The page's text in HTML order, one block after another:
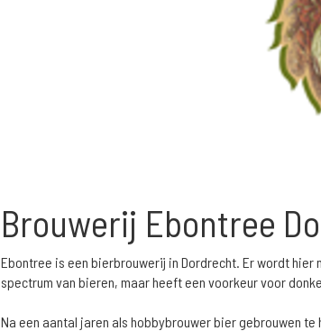
Brouwerij Ebontree
Ebontree is een bierbrouwerij in Dordrecht. Er wordt
spectrum van bieren, maar heeft een voorkeur voor
Na een aantal jaren als hobbybrouwer bier gebrouwen